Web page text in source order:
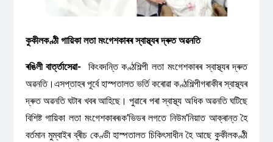
কুকীলকণ্ঠী গায়িকা লতা মংগেশকাৰৰ স্বাস্থ্যৰ দ্ৰুত অৱনতি
ৰঙিলী বাৰ্ত্তাসেৱা-
কিংবদন্তি কণ্ঠশিল্পী লতা মংগেশকাৰৰ স্বাস্থ্যৰ দ্ৰুত
অৱনতি।এসপ্তাহৰ পূৰ্বে হাস্পতালত ভৰ্তি কৰোৱা কণ্ঠশিল্পীগৰাকীৰ স্বাস্থ্যৰ
দ্ৰুত অৱনতি ঘটাৰ খবৰ আহিছে। পুৱাৰে পৰা স্বাস্থ্য অধিক অৱনতি ঘটিছে
বিশিষ্ট গায়িকা লতা মংগেশকাৰৰ৷ক’ভিডৰ লগতে নিউমʼনিয়াত আক্ৰান্ত হৈ
বৰ্তমান মুম্বাইৰ ব্ৰীচ কেণ্ডী হাস্পতালত চিকিৎ‍সাধীন হৈ আছে কুকীলকণ্ঠী